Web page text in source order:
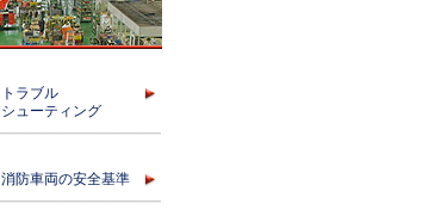
トラブル
シューティング
消防車両の安全基準